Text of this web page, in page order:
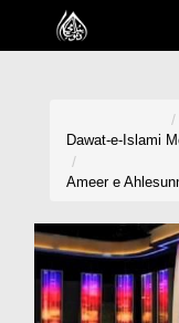
Home
Volunteer Portal
Rohani Ilaj
Dawat-e-Islami
Ameer e